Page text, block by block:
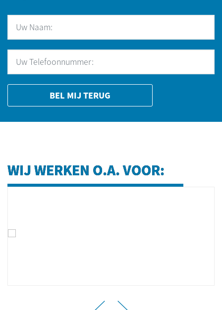
BEL MIJ TERUG
WIJ WERKEN O.A. VOOR: